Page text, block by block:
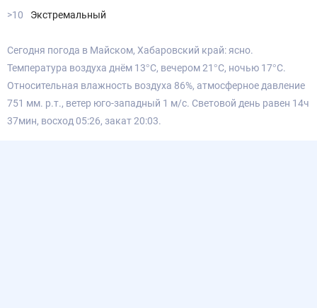
>10
Экстремальный
Сегодня погода в Майском, Хабаровский край: ясно.
Температура воздуха днём 13°С, вечером 21°С, ночью 17°С.
Относительная влажность воздуха 86%, атмосферное давление
751 мм. р.т., ветер юго-западный 1 м/с. Световой день равен 14ч
37мин, восход 05:26, закат 20:03.